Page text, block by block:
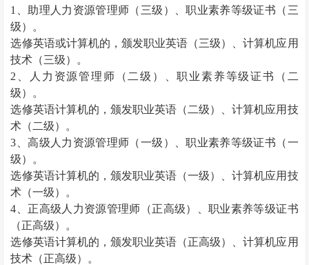
1、助理 人力资源管理师 （三级）、职业素养等级证书（三
级）。
选修英语或计算机的，颁发职业英语（三级）、计算机应用
技术（三级）。
2、
人力资源管理师 （二级）、职业素养等级证书（二
级）。
选修英语计算机的，颁发职业英语（二级）、计算机应用技
术（二级）。
3、高级 人力资源管理师 （一级）、职业素养等级证书（一
级）。
选修英语计算机的，颁发职业英语（一级）、计算机应用技
术（一级）。
4、正高级 人力资源管理师 （正高级）、职业素养等级证书
（正高级）。
选修英语计算机的，颁发职业英语（正高级）、计算机应用
技术（正高级）。